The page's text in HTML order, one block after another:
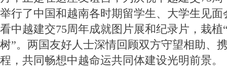
举行了中国和越南各时期留学生、大学生见
看中越建交75周年成就图片展和纪录片，栽植
树”。两国友好人士深情回顾双方守望相助、
程，共同畅想中越命运共同体建设光明前景。